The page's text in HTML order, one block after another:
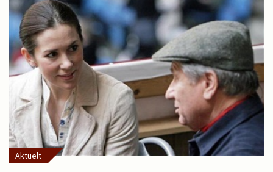
Aktuelt